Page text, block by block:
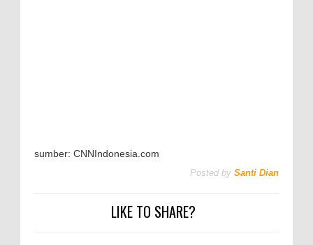
sumber: CNNIndonesia.com
Posted by Santi Dian
LIKE TO SHARE?